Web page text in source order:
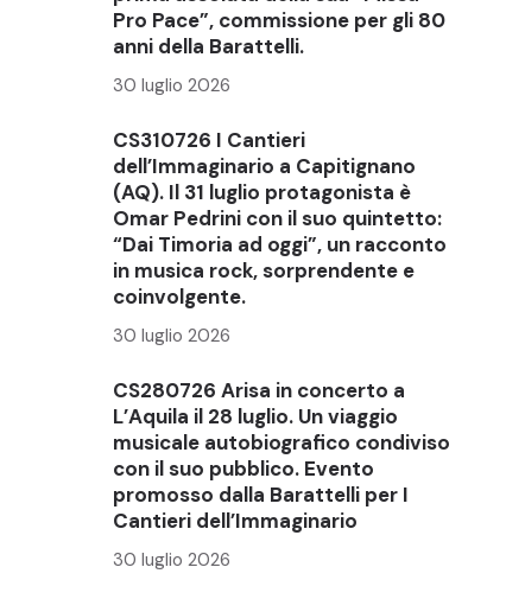
Pro Pace”, commissione per gli 80
anni della Barattelli.
30 luglio 2026
CS310726 I Cantieri
dell’Immaginario a Capitignano
(AQ). Il 31 luglio protagonista è
Omar Pedrini con il suo quintetto:
“Dai Timoria ad oggi”, un racconto
in musica rock, sorprendente e
coinvolgente.
30 luglio 2026
CS280726 Arisa in concerto a
L’Aquila il 28 luglio. Un viaggio
musicale autobiografico condiviso
con il suo pubblico. Evento
promosso dalla Barattelli per I
Cantieri dell’Immaginario
30 luglio 2026